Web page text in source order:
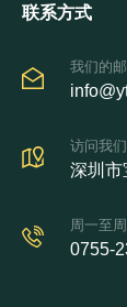
联系方式
我们的
访问我
深圳市
周一至
0755-